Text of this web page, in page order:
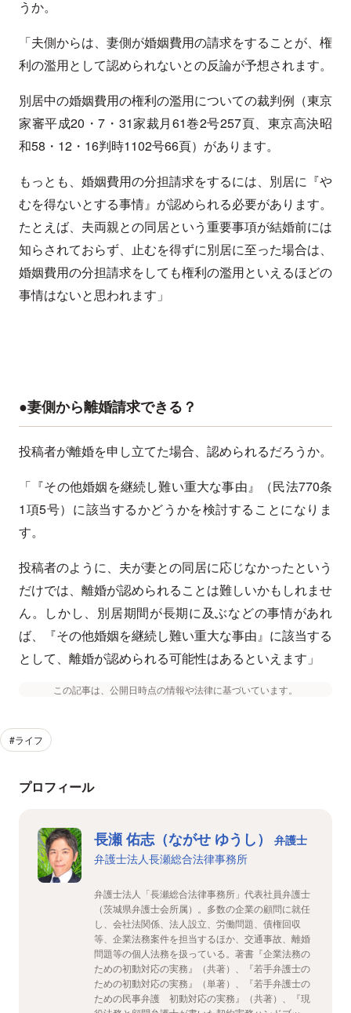
うか。
「夫側からは、妻側が婚姻費用の請求をすることが、権
利の濫用として認められないとの反論が予想されます。
別居中の婚姻費用の権利の濫用についての裁判例（東京
家審平成20・7・31家裁月61巻2号257頁、東京高決昭
和58・12・16判時1102号66頁）があります。
もっとも、婚姻費用の分担請求をするには、別居に『や
むを得ないとする事情』が認められる必要があります。
たとえば、夫両親との同居という重要事項が結婚前には
知らされておらず、止むを得ずに別居に至った場合は、
婚姻費用の分担請求をしても権利の濫用といえるほどの
事情はないと思われます」
●妻側から離婚請求できる？
投稿者が離婚を申し立てた場合、認められるだろうか。
「『その他婚姻を継続し難い重大な事由』（民法770条
1項5号）に該当するかどうかを検討することになりま
す。
投稿者のように、夫が妻との同居に応じなかったという
だけでは、離婚が認められることは難しいかもしれませ
ん。しかし、別居期間が長期に及ぶなどの事情があれ
ば、『その他婚姻を継続し難い重大な事由』に該当する
として、離婚が認められる可能性はあるといえます」
この記事は、公開日時点の情報や法律に基づいています。
#ライフ
プロフィール
長瀬 佑志（ながせ ゆうし）
弁護士
弁護士法人長瀬総合法律事務所
弁護士法人「長瀬総合法律事務所」代表社員弁護士
（茨城県弁護士会所属）。多数の企業の顧問に就任
し、会社法関係、法人設立、労働問題、債権回収
等、企業法務案件を担当するほか、交通事故、離婚
問題等の個人法務を扱っている。著書『企業法務の
ための初動対応の実務』（共著）、『若手弁護士の
ための初動対応の実務』（単著）、『若手弁護士の
ための民事弁護 初動対応の実務』（共著）、『現